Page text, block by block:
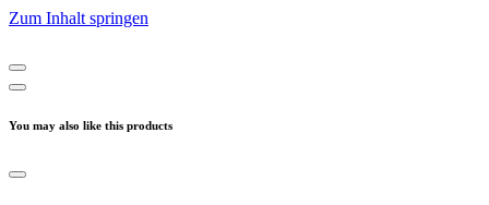
Zum Inhalt springen
You may also like this products